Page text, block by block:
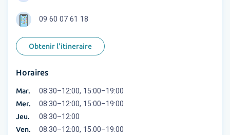
09 60 07 61 18
Obtenir l'itineraire
Horaires
Mar. 08:30–12:00, 15:00–19:00
Mer. 08:30–12:00, 15:00–19:00
Jeu. 08:30–12:00
Ven. 08:30–12:00, 15:00–19:00